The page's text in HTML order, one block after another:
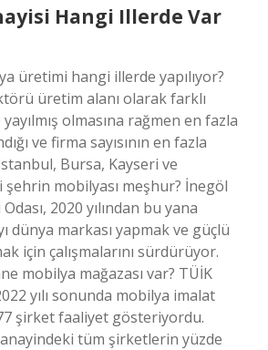
Hangi Illerde Var
üretimi hangi illerde yapılıyor?
üretim alanı olarak farklı
olmasına rağmen en fazla
ve firma sayısının en fazla
Bursa, Kayseri ve
şehrin mobilyası meşhur? İnegöl
2020 yılından bu yana
dünya markası yapmak ve güçlü
için çalışmalarını sürdürüyor.
mobilya mağazası var? TÜİK
yılı sonunda mobilya imalat
şirket faaliyet gösteriyordu.
tüm şirketlerin yüzde